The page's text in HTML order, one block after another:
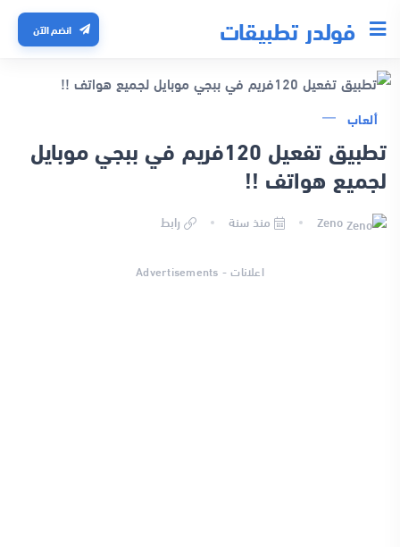
فولدر تطبيقات انضم الآن
ألعاب
تطبيق تفعيل 120فريم في ببجي موبايل
لجميع هواتف !!
منذ سنة رابط
اعلانات - Advertisements